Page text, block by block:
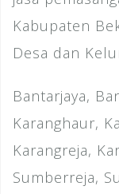
Kabupaten
Desa dan
Bantarjaya,
Karanghaur,
Karangreja,
Sumberreja,